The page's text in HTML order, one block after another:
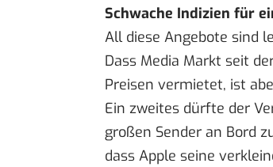
Schwache Indizien für
All diese Angebote sind
Dass Media Markt seit
Preisen vermietet, ist
Ein zweites dürfte der
großen Sender an Bord
dass Apple seine